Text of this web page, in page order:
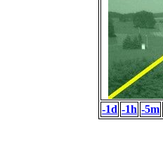
-1d -1h -5m